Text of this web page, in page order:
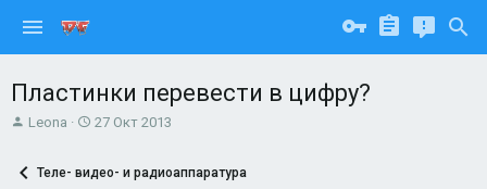
Пластинки перевести в цифру?
А
о
Leona
Д
а
27 Окт 2013
Теле- видео- и радиоаппаратура